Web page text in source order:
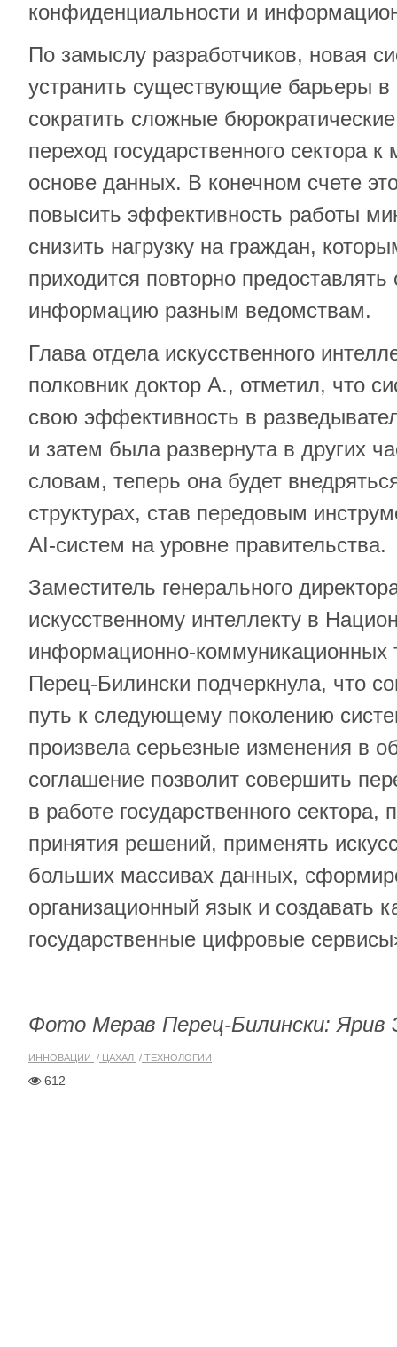
конфиденциальности и
По замыслу разработчиков, новая
устранить существующие барьеры
сократить сложные
переход государственного сектора
основе данных. В конечном счете
повысить эффективность работы
снизить нагрузку на граждан,
приходится повторно
информацию разным ведомствам.
Глава отдела искусственного
полковник доктор А., отметил, что
свою эффективность в
и затем была развернута в других
словам, теперь она будет
структурах, став передовым
AI-систем на уровне правительства.
Заместитель генерального
искусственному интеллекту в
информационно-коммуникационных
Перец-Билински подчеркнула, что
путь к следующему поколению
произвела серьезные изменения в
соглашение позволит совершить
в работе государственного сектора,
принятия решений, применять
больших массивах данных,
организационный язык и создавать
государственные цифровые
Фото Мерав Перец-Билински:
ИННОВАЦИИ ЦАХАЛ ТЕХНОЛОГИИ
612